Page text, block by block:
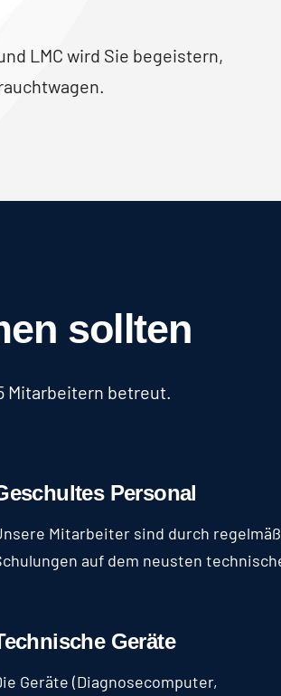
LMC wird Sie begeistern,
sollten
Mitarbeitern betreut.
Personal
Mitarbeiter sind durch
auf dem neusten
Geräte
Geräte (Diagnosecomputer,